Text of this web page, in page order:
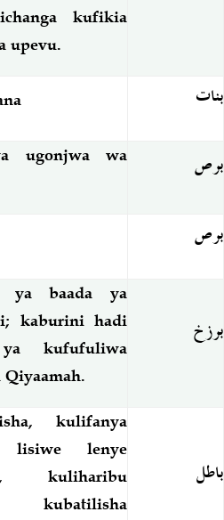
kufikia
upevu.
بنات
ugonjwa wa
برص
برص
ya baada ya
kaburini hadi
kufufuliwa
Qiyaamah.
برزخ
kulifanya
lisiwe lenye
kuliharibu
kubatilisha
باطل